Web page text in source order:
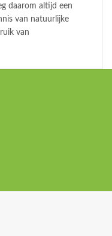
daarom altijd een
van natuurlijke
van